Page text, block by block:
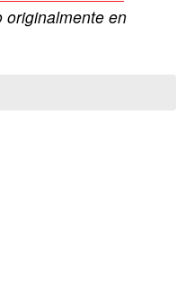
originalmente en